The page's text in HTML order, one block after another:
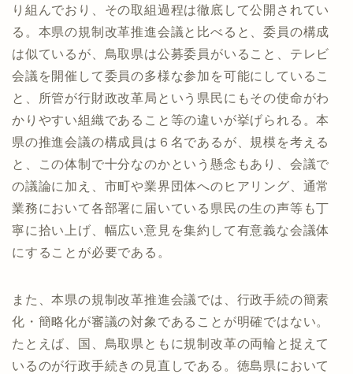
り組んでおり、その取組過程は徹底して公開されてい
る。本県の規制改革推進会議と比べると、委員の構成
は似ているが、鳥取県は公募委員がいること、テレビ
会議を開催して委員の多様な参加を可能にしているこ
と、所管が行財政改革局という県民にもその使命がわ
かりやすい組織であること等の違いが挙げられる。本
県の推進会議の構成員は６名であるが、規模を考える
と、この体制で十分なのかという懸念もあり、会議で
の議論に加え、市町や業界団体へのヒアリング、通常
業務において各部署に届いている県民の生の声等も丁
寧に拾い上げ、幅広い意見を集約して有意義な会議体
にすることが必要である。
また、本県の規制改革推進会議では、行政手続の簡素
化・簡略化が審議の対象であることが明確ではない。
たとえば、国、鳥取県ともに規制改革の両輪と捉えて
いるのが行政手続きの見直しである。徳島県において